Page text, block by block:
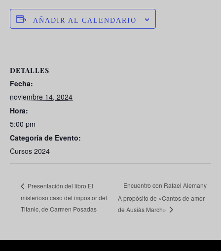
AÑADIR AL CALENDARIO
DETALLES
Fecha:
noviembre 14, 2024
Hora:
5:00 pm
Categoría de Evento:
Cursos 2024
Presentación del libro El
misterioso caso del impostor del
Titanic, de Carmen Posadas
Encuentro con Rafael Alemany
A propósito de «Cantos de amor
de Ausiàs March»